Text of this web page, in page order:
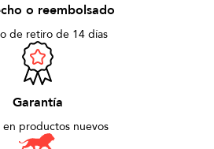
o reembolsado
de retiro de 14 días
Garantía
en productos nuevos